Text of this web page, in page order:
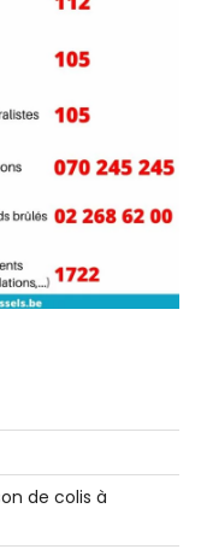
de colis à